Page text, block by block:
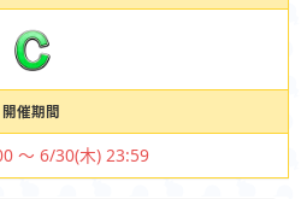
開催期間
～ 6/30(木) 23:59